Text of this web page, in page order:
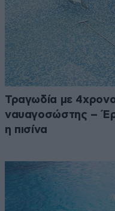
Τραγωδία με
ναυαγοσώστης –
η πισίνα